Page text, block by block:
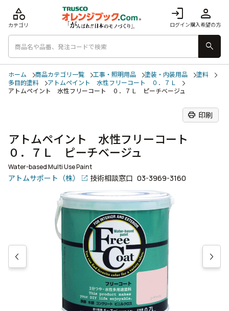
login
ログイン
person
購入希望の方
category
カテゴリ
search
ホーム 商品カテゴリ一覧 工事・照明用品 塗装・内装用品
塗料
多目的塗料
アトムペイント 水性フリーコート ０．７Ｌ
アトムペイント 水性フリーコート ０．７Ｌ ピーチベージュ
print 印刷
アトムペイント 水性フリーコート
０．７Ｌ ピーチベージュ
Water-based Multi Use Paint
アトムサポート（株） 技術相談窓口 03-3969-3160